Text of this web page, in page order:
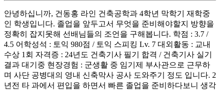
안녕하십니까, 건동홍 라인 건축공학과 4학년 막학기 재학중
인 학생입니다. 졸업을 앞두고서 무엇을 준비해야할지 방향을
정확히 잡지못해 선배님들의 조언을 구해봅니다. 학점 : 3.7 /
4.5 어학성석 : 토익 980점 / 토익 스피킹 Lv. 7 대외활동 : 교내
수상 1회 자격증 : 24년도 건축기사 필기 합격 / 건축기사 실기
결과 대기중 현장경험 : 군생활 중 임기제 부사관으로 근무하
며 사단 공병대의 영내 신축막사 공사 도와주기 정도 입니다. 2
년전 타 과에서 편입을 하면서 빠른 졸업을 준비하다보니 생각